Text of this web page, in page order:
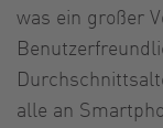
was ein großer
alle an